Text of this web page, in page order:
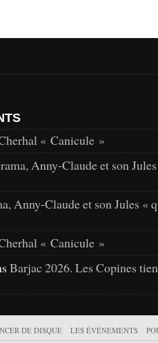
« Canicule »
Anny-Claude et son
Anny-Claude et son Jules «
« Canicule »
Barjac 2026. Les Copines
DE DISQUE LES ÉVÉNEMENTS